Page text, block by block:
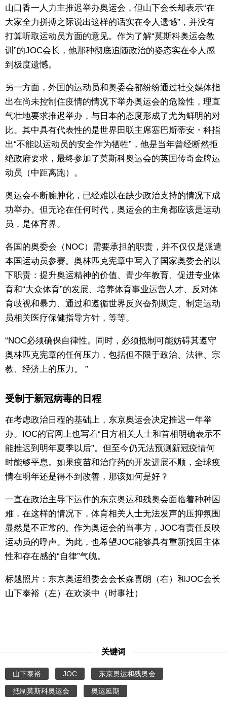
山口香一人力主推迟举办奥运会，但山下会长却表示“在
大家全力拼搏之际说出这样的话实在令人遗憾”，并没有
打算听取运动员方面的意见。作为了解“莫斯科奥运会教
训”的JOC会长，他那种彻底追随政治的姿态实在令人感
到极度遗憾。
另一方面，外国的运动员和奥委会都纷纷通过社交媒体指
出在尚未控制住疫情的情况下举办奥运会的危险性，理直
气壮地要求推迟举办，与日本的态度形成了尤为鲜明的对
比。其中具有代表性的是世界田联主席塞巴斯蒂安・科指
出“不能以运动员的安全作为牺牲”，他是当年曾经断然拒
绝政府要求，最终参加了莫斯科奥运会的英国传奇金牌运
动员（中距离跑）。
奥运会不断臃肿化，已经难以在缺少政治支持的情况下成
功举办。但无论在任何时代，奥运会的主角都应该是运动
员，是体育界。
各国的奥委会（NOC）需要承担的职责，并不仅仅是派遣
本国运动员参赛。奥林匹克宪章中写入了国家奥委会的以
下职责：提升奥运精神的价值、青少年教育、促进专业体
育和“大众体育”的发展、培养体育事业运营人才、反对体
育歧视和暴力、通过和遵循世界反兴奋剂规定、制定运动
员相关医疗保健指导方针，等等。
“NOC必须确保自律性。同时，必须抵制可能妨碍其遵守
奥林匹克宪章的任何压力，包括但不限于政治、法律、宗
教、经济上的压力。 ”
受制于新冠病毒的日程
在考虑政治日程的基础上，东京奥运会决定推迟一年举
办。IOC的官网上也写着“日方相关人士和首相明确表示不
能推迟到明年夏季以后”。但至今仍无法预测新冠疫情何
时能够平息。如果疫苗和治疗药的开发进展不顺，全球疫
情在明年还是得不到改善，那该如何是好？
一直在政治主导下运作的东京奥运和残奥会面临着种种困
难，在这样的情况下，体育相关人士无法发声的压抑氛围
显然是不正常的。作为奥运会的当事方，JOC有责任反映
运动员的呼声。为此，也希望JOC能够具有重新找回主体
性和存在感的“自律”气魄。
标题照片：东京奥运组委会会长森喜朗（右）和JOC会长
山下泰裕（左）在欢谈中（时事社）
关键词
山下泰裕 JOC 东京奥运和残奥会
抵制莫斯科奥运会 奥运延期